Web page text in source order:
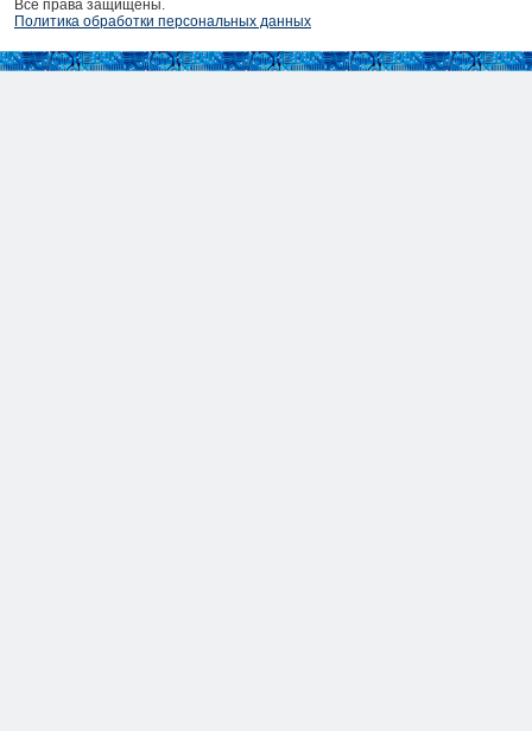
Все права защищены.
Политика обработки персональных данных